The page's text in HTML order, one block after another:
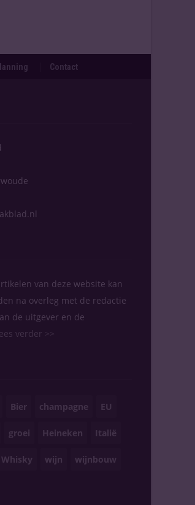
Contact
van deze website kan
na overleg met de redactie
de uitgever en de
Lees verder >>
Bier champagne EU
groei Heineken Italië
Whisky wijn wijnbouw